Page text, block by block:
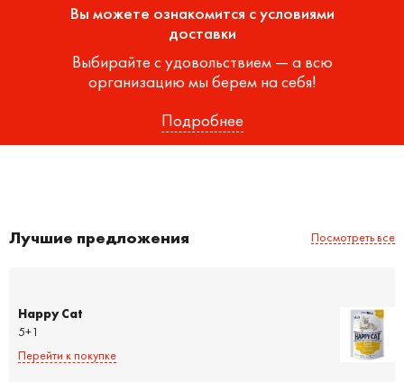
Вы можете ознакомится с условиями
доставки
Выбирайте с удовольствием — а всю
организацию мы берем на себя!
Подробнее
Лучшие предложения Посмотреть все
Happy Cat
5+1
Перейти к покупке